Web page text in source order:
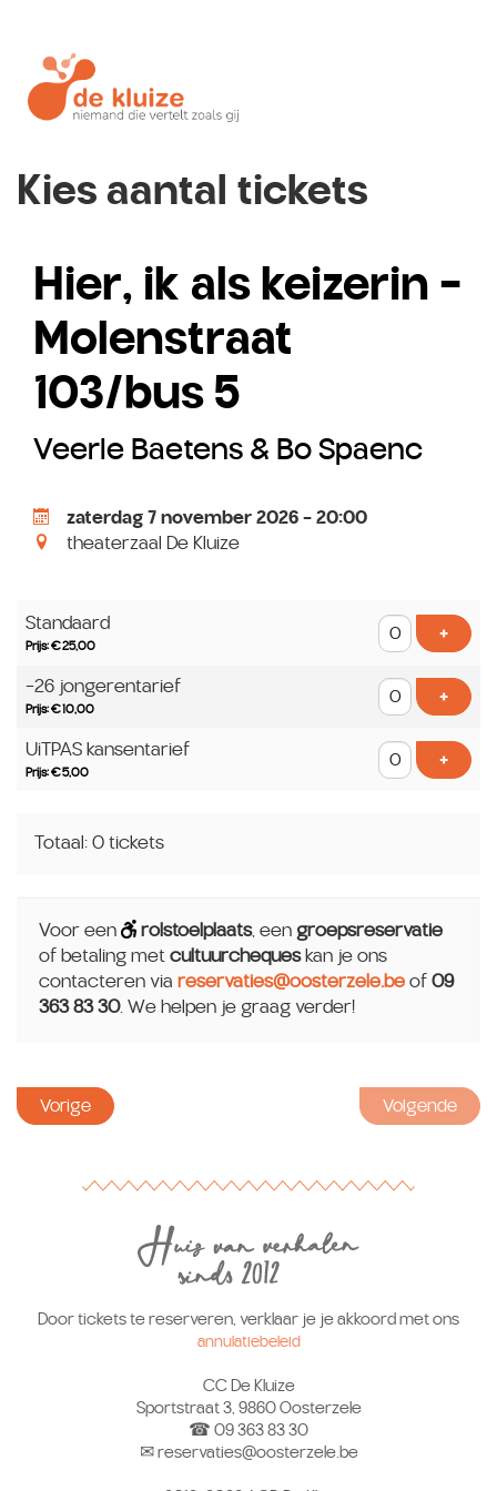
Kies aantal tickets
Hier, ik als keizerin -
Molenstraat
103/bus 5
Veerle Baetens & Bo Spaenc
zaterdag 7 november 2026 - 20:00
theaterzaal De Kluize
Standaard
Prijs: € 25,00
+Voeg
-26 jongerentarief
Prijs: € 10,00
+Voeg
UiTPAS kansentarief
Prijs: € 5,00
+Voeg
Totaal: 0 tickets
Voor een rolstoelplaats, een groepsreservatie
of betaling met cultuurchequeskan je ons
contacteren via reservaties@oosterzele.be of 09
363 83 30. We helpen je graag verder!
Vorige Volgende
Door tickets te reserveren, verklaar je je akkoord met ons
annulatiebeleid
CC De Kluize
Sportstraat 3, 9860 Oosterzele
☎ 09 363 83 30
✉ reservaties@oosterzele.be